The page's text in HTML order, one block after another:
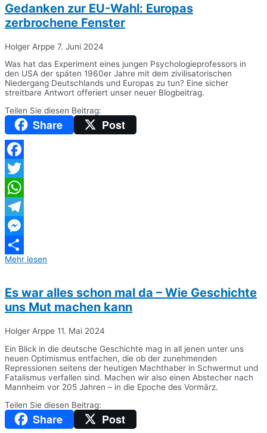
Gedanken zur EU-Wahl: Europas
zerbrochene Fenster
Holger Arppe 7. Juni 2024
Was hat das Experiment eines jungen Psychologieprofessors in
den USA der späten 1960er Jahre mit dem zivilisatorischen
Niedergang Deutschlands und Europas zu tun? Eine sicher
streitbare Antwort offeriert unser neuer Blogbeitrag.
Teilen Sie diesen Beitrag:
Share Post
Facebook
Twitter
WhatsApp
Telegram
Messenger
Teilen
Mehr lesen
Es war alles schon mal da – Wie Geschichte
uns Mut machen kann
Holger Arppe 11. Mai 2024
Ein Blick in die deutsche Geschichte mag in all jenen unter uns
neuen Optimismus entfachen, die ob der zunehmenden
Repressionen seitens der heutigen Machthaber in Schwermut und
Fatalismus verfallen sind. Machen wir also einen Abstecher nach
Mannheim vor 205 Jahren – in die Epoche des Vormärz.
Teilen Sie diesen Beitrag:
Share Post